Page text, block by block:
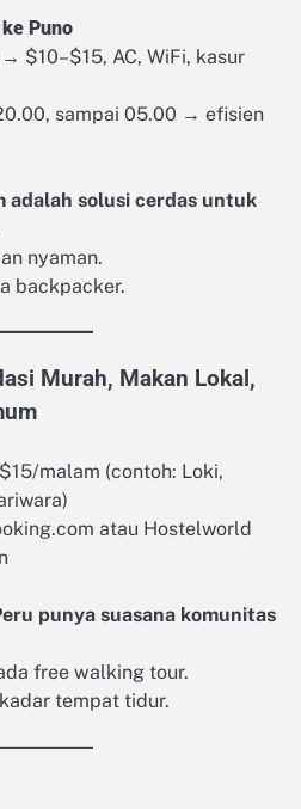
Puno
→ $10–$15, AC, WiFi, kasur
sampai 05.00 → efisien
adalah solusi cerdas untuk
nyaman.
backpacker.
Murah, Makan Lokal,
malam (contoh: Loki,
atau Hostelworld
punya suasana komunitas
free walking tour.
tempat tidur.